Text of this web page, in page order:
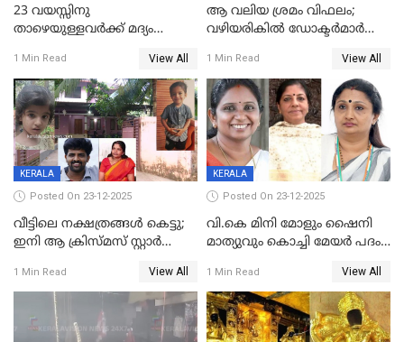
23 വയസ്സിനു
താഴെയുള്ളവർക്ക് മദ്യം
നടപടി;സ്ഥാപനങ്ങൾക്കെതിരെ
രണ്ട് കേസുകൾ
1 Min Read View All
ആ വലിയ ശ്രമം വിഫലം;
വഴിയരികില്‍ ‌ഡോക്ടര്‍മാര്‍
മരണത്തിന് കീഴടങ്ങി
1 Min Read View All
KERALA
Posted On 23-12-2025
വീട്ടിലെ നക്ഷത്രങ്ങൾ കെട്ടു;
ഇനി ആ ക്രിസ്മസ് സ്റ്റാർ
വേണ്ടിയുള്ള
പിടിവലിക്കിടയിൽ
അപ്പൂപ്പനെതിരെ പോക്സോ
കേസ് ഒടുവിൽ 4 ജീവനുകൾ
1 Min Read View All
KERALA
Posted On 23-12-2025
വി.കെ മിനി മോളും ഷൈനി
മാത്യുവും കൊച്ചി മേയർ പദം
മേയറാകില്ല
1 Min Read View All